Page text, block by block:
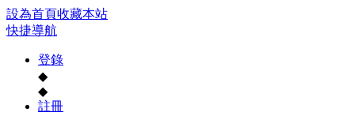
設為首頁收藏本站
快捷導航
登錄
◆
◆
註冊